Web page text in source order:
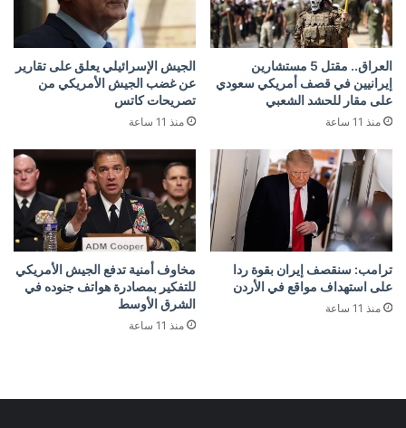
العراق.. مقتل 5 مستشارين
إيرانيين في قصف أمريكي سعودي
على مقار للحشد الشعبي
منذ 11 ساعة
الجيش الإسرائيلي يعلق على تقارير
عن غضب الجيش الأمريكي من
تصريحات كاتس
منذ 11 ساعة
ترامب: سنقصف إيران بقوة ردا
على استهداف مواقع في الأردن
منذ 11 ساعة
مخاوف أمنية تدفع الجيش الأمريكي
للتفكير بمصادرة هواتف جنوده في
الشرق الأوسط
منذ 11 ساعة